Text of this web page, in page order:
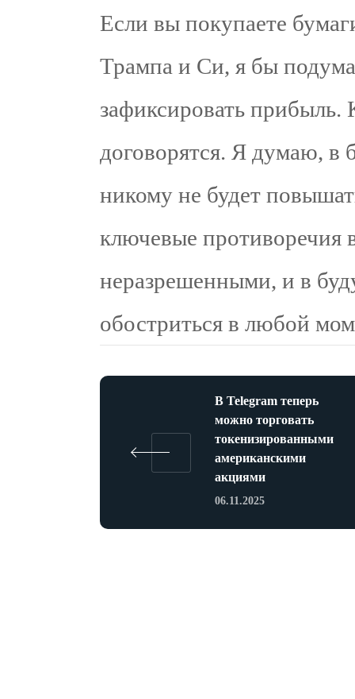
Если вы покупаете
Трампа и Си, я бы
зафиксировать
договорятся. Я думаю,
никому не будет
ключевые противоречия
неразрешенными, и в
обостриться в любой
В Telegram теперь
можно торговать
токенизированными
американскими
акциями
06.11.2025